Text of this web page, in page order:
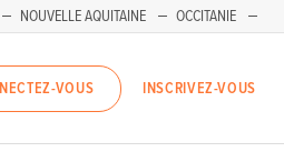
NOUVELLE AQUITAINE OCCITANIE
VOUS INSCRIVEZ-VOUS